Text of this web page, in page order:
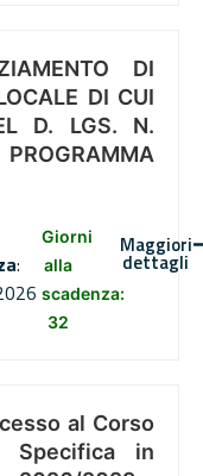
DI
DI CUI
D. LGS. N.
:
Giorni
alla
scadenza:
32
Maggiori
dettagli
al Corso
Specifica in